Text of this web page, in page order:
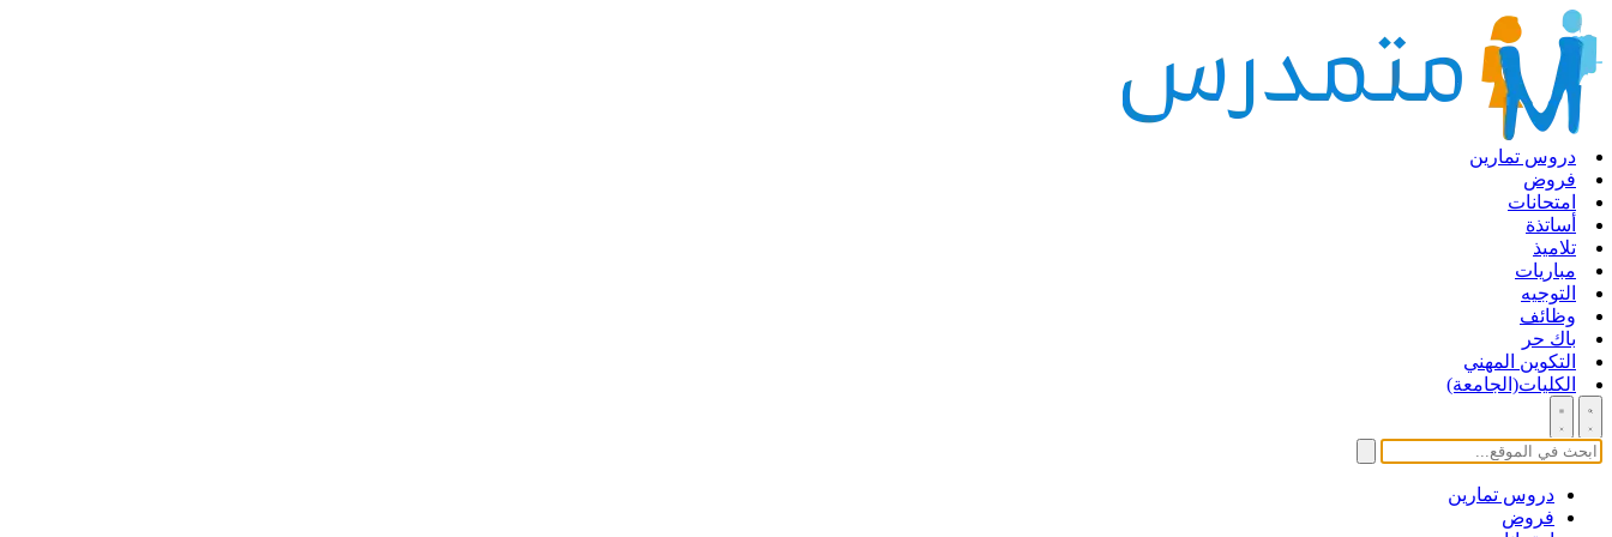
دروس تمارين
فروض
امتحانات
أساتذة
تلاميذ
مباريات
التوجيه
وظائف
باك حر
التكوين المهني
الكليات(الجامعة)
دروس تمارين
فروض